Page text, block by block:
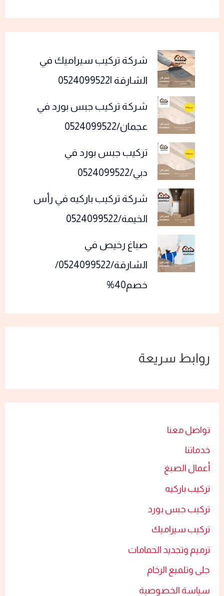
شركة تركيب سيراميك في
الشارقة |0524099522
شركة تركيب جبس بورد في
عجمان/0524099522
تركيب جبس بورد في
دبي/0524099522
شركة تركيب باركيه في رأس
الخيمة/0524099522
صباغ رخيص في
الشارقة/0524099522/
خصم40%
روابط سريعة
تواصل معنا
خدماتنا
أعمال الصبغ​
تركيب باركيه
تركيب جبس بورد​
تركيب سيراميك​
ترميم وتجديد الحمامات​
جلى وتلميع الرخام​
سياسة الخصوصية